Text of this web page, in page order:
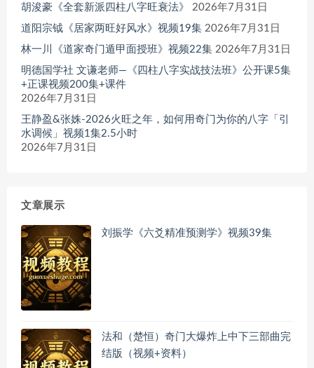
胡浚豪《全套新派四柱八字旺衰法》
2026年7月31日
道阳宗钺《居家两旺好风水》视频19集 2026年7月31日
林一川《道家奇门遁甲面授班》视频22集 2026年7月31日
明德国学社 文谦老师—《四柱八字实战技法班》公开课5集
+正课视频200集+课件
2026年7月31日
王静盈&张姝-2026火旺之年，如何用奇门为你的八字「引
水调候」视频1集2.5小时
2026年7月31日
文章展示
刘振学《六爻精准预测学》视频39集
法和（楚恒）奇门大爆炸上中下三部曲完
结版（视频+资料）